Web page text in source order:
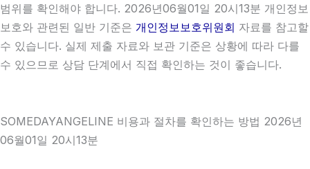
범위를 확인해야 합니다. 2026년06월01일 20시13분 개인정보
보호와 관련된 일반 기준은 개인정보보호위원회 자료를 참고할
수 있습니다. 실제 제출 자료와 보관 기준은 상황에 따라 다를
수 있으므로 상담 단계에서 직접 확인하는 것이 좋습니다.
SOMEDAYANGELINE 비용과 절차를 확인하는 방법 2026년
06월01일 20시13분